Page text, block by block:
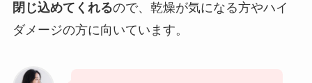
閉じ込めてくれるので、乾燥が気になる方やハイ
ダメージの方に向いています。